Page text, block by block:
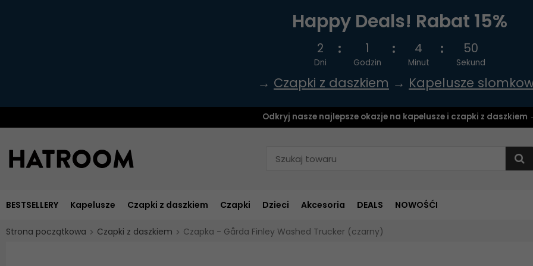
Happy Deals! Rabat 15%
2
Dni
1
Godzin
4
Minut
49
Sekund
→ Czapki z daszkiem → Kapelusze
Odkryj nasze najlepsze okazje na kapelusze i czapki z daszkiem
BESTSELLERY Kapelusze Czapki z daszkiem Czapki Dzieci Akcesoria DEALS NOWOŚĆI
Strona początkowa Czapki z daszkiem Czapka - Gårda Finley Washed Trucker (czarny)